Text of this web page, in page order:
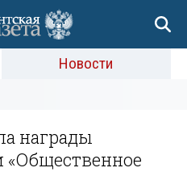
Новости
награды
«Общественное